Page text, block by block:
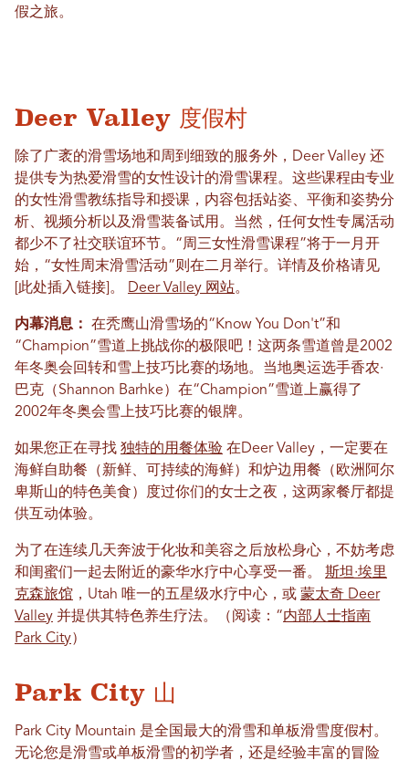
假之旅。
Deer Valley 度假村
除了广袤的滑雪场地和周到细致的服务外，Deer Valley 还
提供专为热爱滑雪的女性设计的滑雪课程。这些课程由专业
的女性滑雪教练指导和授课，内容包括站姿、平衡和姿势分
析、视频分析以及滑雪装备试用。当然，任何女性专属活动
都少不了社交联谊环节。“周三女性滑雪课程”将于一月开
始，“女性周末滑雪活动”则在二月举行。详情及价格请见
[此处插入链接]。
Deer Valley 网站。
内幕消息：
在秃鹰山滑雪场的“Know You Don't”和
“Champion”雪道上挑战你的极限吧！这两条雪道曾是2002
年冬奥会回转和雪上技巧比赛的场地。当地奥运选手香农·
巴克（Shannon Barhke）在“Champion”雪道上赢得了
2002年冬奥会雪上技巧比赛的银牌。
如果您正在寻找 独特的用餐体验 在Deer Valley，一定要在
海鲜自助餐（新鲜、可持续的海鲜）和炉边用餐（欧洲阿尔
卑斯山的特色美食）度过你们的女士之夜，这两家餐厅都提
供互动体验。
为了在连续几天奔波于化妆和美容之后放松身心，不妨考虑
和闺蜜们一起去附近的豪华水疗中心享受一番。 斯坦·埃里
克森旅馆 ，Utah 唯一的五星级水疗中心，或 蒙太奇 Deer
Valley 并提供其特色养生疗法。（阅读：“ 内部人士指南
Park City）
Park City 山
Park City Mountain 是全国最大的滑雪和单板滑雪度假村。
无论您是滑雪或单板滑雪的初学者，还是经验丰富的冒险